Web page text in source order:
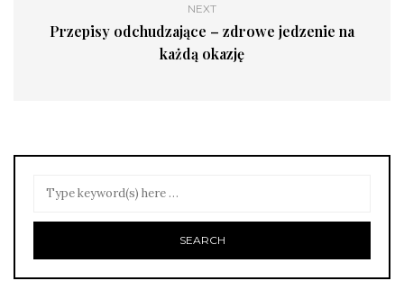
NEXT
Przepisy odchudzające – zdrowe jedzenie na
każdą okazję